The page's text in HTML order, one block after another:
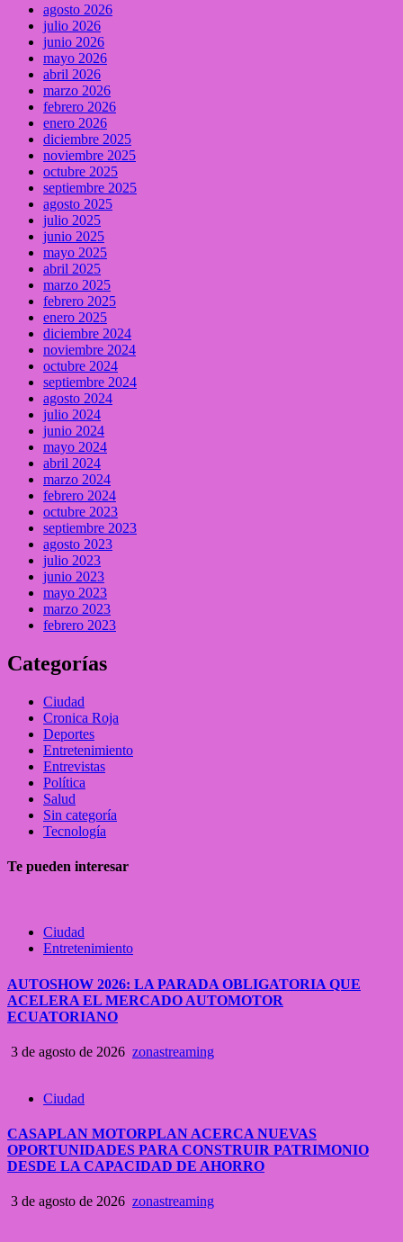
agosto 2026
julio 2026
junio 2026
mayo 2026
abril 2026
marzo 2026
febrero 2026
enero 2026
diciembre 2025
noviembre 2025
octubre 2025
septiembre 2025
agosto 2025
julio 2025
junio 2025
mayo 2025
abril 2025
marzo 2025
febrero 2025
enero 2025
diciembre 2024
noviembre 2024
octubre 2024
septiembre 2024
agosto 2024
julio 2024
junio 2024
mayo 2024
abril 2024
marzo 2024
febrero 2024
octubre 2023
septiembre 2023
agosto 2023
julio 2023
junio 2023
mayo 2023
marzo 2023
febrero 2023
Categorías
Ciudad
Cronica Roja
Deportes
Entretenimiento
Entrevistas
Política
Salud
Sin categoría
Tecnología
Te pueden interesar
Ciudad
Entretenimiento
AUTOSHOW 2026: LA PARADA OBLIGATORIA QUE
ACELERA EL MERCADO AUTOMOTOR
ECUATORIANO
3 de agosto de 2026 zonastreaming
Ciudad
CASAPLAN MOTORPLAN ACERCA NUEVAS
OPORTUNIDADES PARA CONSTRUIR PATRIMONIO
DESDE LA CAPACIDAD DE AHORRO
3 de agosto de 2026 zonastreaming